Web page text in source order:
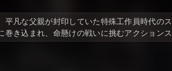
平凡な父親が封印していた特殊工作員時代の
き込まれ、命懸けの戦いに挑むアクションス